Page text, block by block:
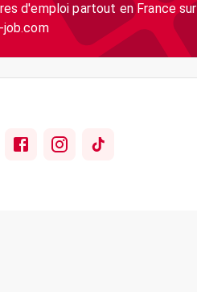
d'emploi partout en France sur